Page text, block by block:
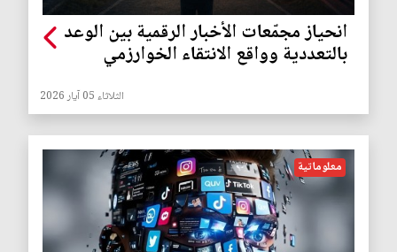
انحياز مجمّعات الأخبار الرقمية بين الوعد
بالتعددية وواقع الانتقاء الخوارزمي
الثلاثاء 05 آيار 2026
معلوماتية